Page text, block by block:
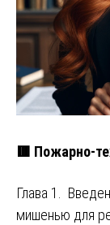
🟥 Пожарно-
Глава 1.
мишенью для